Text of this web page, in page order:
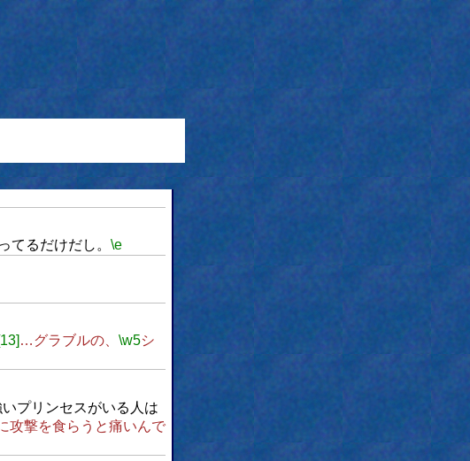
てるだけだし。 \e
…グラブルの、 \w5シ
プリンセスがいる人は
攻撃を食らうと痛いんで